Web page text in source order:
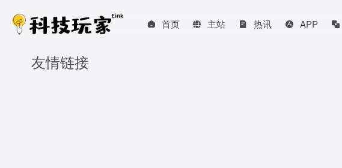
首页 主站 热讯 APP
友情链接